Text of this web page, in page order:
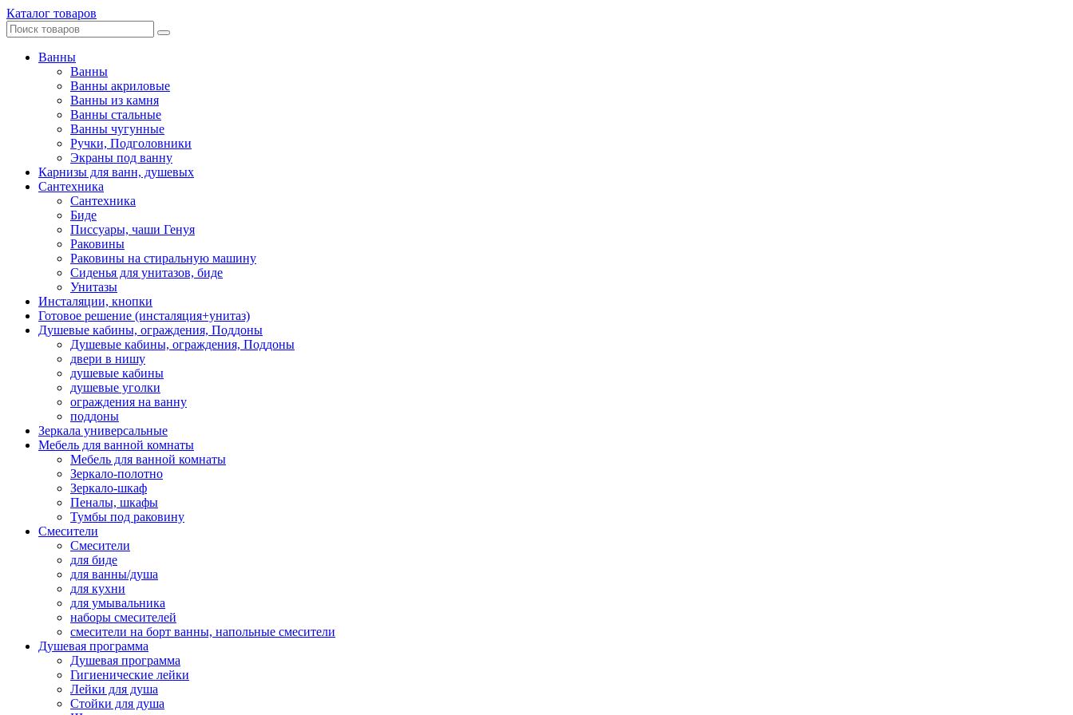
Каталог товаров
Ванны
Ванны
Ванны акриловые
Ванны из камня
Ванны стальные
Ванны чугунные
Ручки, Подголовники
Экраны под ванну
Карнизы для ванн, душевых
Сантехника
Сантехника
Биде
Писсуары, чаши Генуя
Раковины
Раковины на стиральную машину
Сиденья для унитазов, биде
Унитазы
Инсталяции, кнопки
Готовое решение (инсталяция+унитаз)
Душевые кабины, ограждения, Поддоны
Душевые кабины, ограждения, Поддоны
двери в нишу
душевые кабины
душевые уголки
ограждения на ванну
поддоны
Зеркала универсальные
Мебель для ванной комнаты
Мебель для ванной комнаты
Зеркало-полотно
Зеркало-шкаф
Пеналы, шкафы
Тумбы под раковину
Смесители
Смесители
для биде
для ванны/душа
для кухни
для умывальника
наборы смесителей
смесители на борт ванны, напольные смесители
Душевая программа
Душевая программа
Гигиенические лейки
Лейки для душа
Стойки для душа